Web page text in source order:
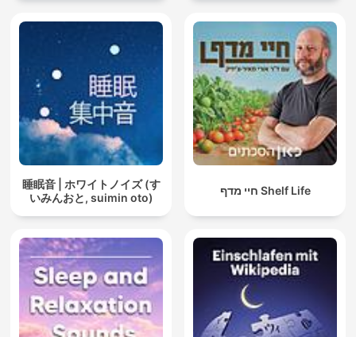
睡眠音 | ホワイトノイズ (す
いみんおと, suimin oto)
חיי מדף Shelf Life